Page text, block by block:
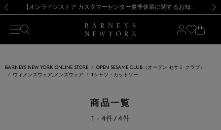
新規登録のお客様も対象！＜MY BARNEYS＞会員のお客様は11,000円（税込）以上のお買上げで常時送料無料！お買い物の際は会員登録を！
【夏季休業に伴う出荷一時停止のお知らせ】(2026.8.7) 【オンラインストア カスタマーセンター夏季休業に関するお知らせ】（2026.8.7）
【夏季休業に伴う返品・交換承り一時停止のお知らせ】（2026.8.5）
熊本県を中心とした地震の影響によるお荷物のお届けについて
【開催中】SUMMER SALEのご案内・ご注意事項 新規登録のお客様も対象！＜MY BARNEYS＞会員のお客様は11,000円（税込）以上のお買上げで常時送料無料！お買い物の際は会員登録を！
【夏季休業に伴う出荷一時停止のお知らせ】(2026.8.7)
BARNEYS NEW YORK ONLINE STORE
OPEN SESAME CLUB（オープン セサミ クラブ）
ウィメンズウェア,メンズウェア
Tシャツ・カットソー
商品一覧
1 - 4件 / 4件